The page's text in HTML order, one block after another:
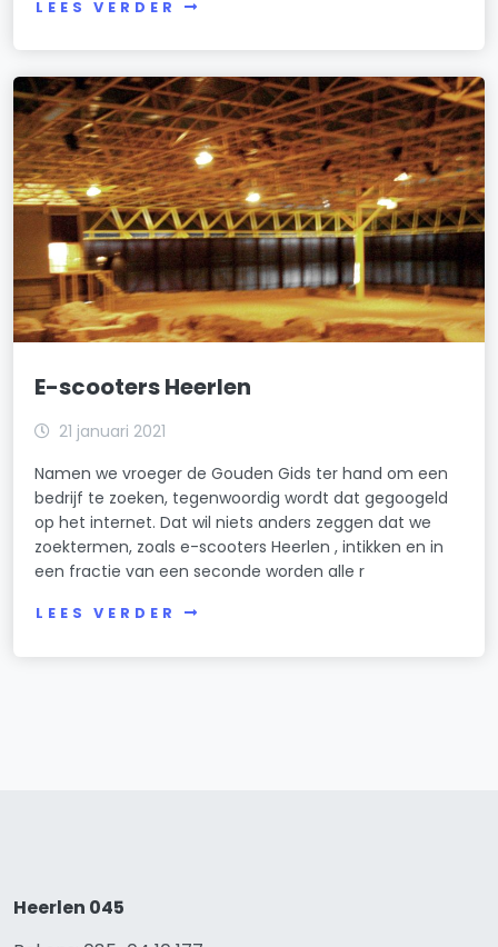
LEES VERDER
E-scooters Heerlen
21 januari 2021
Namen we vroeger de Gouden Gids ter hand om een
bedrijf te zoeken, tegenwoordig wordt dat gegoogeld
op het internet. Dat wil niets anders zeggen dat we
zoektermen, zoals e-scooters Heerlen , intikken en in
een fractie van een seconde worden alle r
LEES VERDER
Heerlen 045